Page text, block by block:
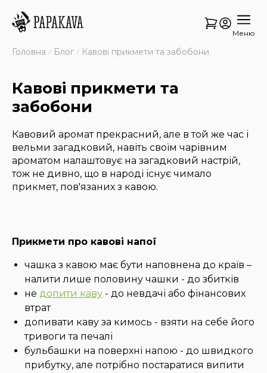
Меню
Головна Блог Кавові прикмети та забобони
Кавові прикмети та
забобони
Кавовий аромат прекрасний, але в той же час і
вельми загадковий, навіть своїм чарівним
ароматом налаштовує на загадковий настрій,
тож не дивно, що в народі існує чимало
прикмет, пов'язаних з кавою.
Прикмети про кавові напої
чашка з кавою має бути наповнена до країв –
налити лише половину чашки - до збитків
не допити каву- до невдачі або фінансових
втрат
допивати каву за кимось - взяти на себе його
тривоги та печалі
бульбашки на поверхні напою - до швидкого
прибутку, але потрібно постаратися випити